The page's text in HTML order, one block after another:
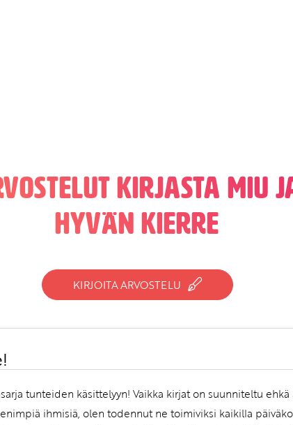
kirjasta Miu
hyvän kierre
KIRJOITA ARVOSTELU
tunteiden käsittelyyn! Vaikka kirjat on suunniteltu
ihmisiä, olen todennut ne toimiviksi kaikilla